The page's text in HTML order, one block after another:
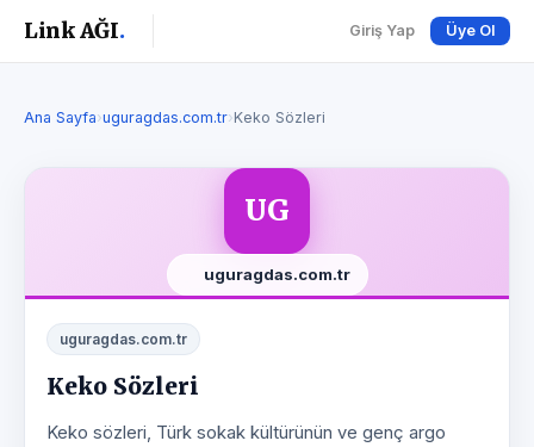
Link AĞI. Giriş Yap Üye Ol
Ana Sayfa›uguragdas.com.tr›Keko Sözleri
UG
uguragdas.com.tr
uguragdas.com.tr
Keko Sözleri
Keko sözleri, Türk sokak kültürünün ve genç argo